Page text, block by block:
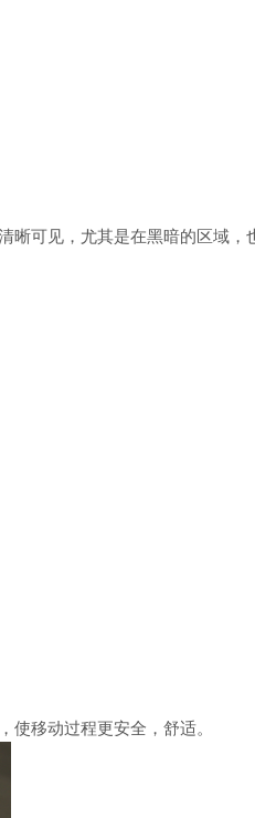
可见，尤其是在黑暗的区域，
移动过程更安全，舒适。